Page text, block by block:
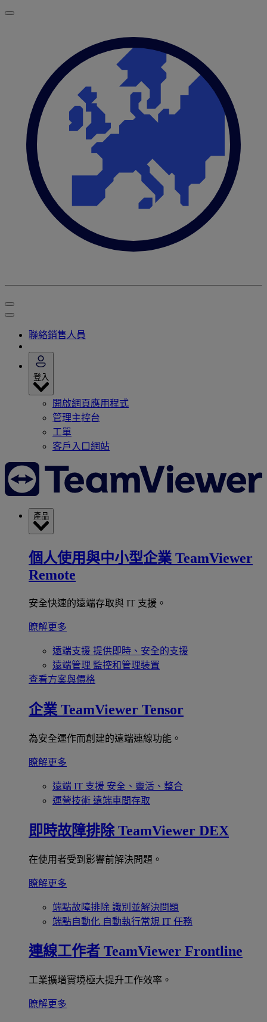
聯絡銷售人員
登入
開啟網頁應用程式
管理主控台
工單
客戶入口網站
產品
個人使用與中小型企業 TeamViewer
Remote
安全快速的遠端存取與 IT 支援。
瞭解更多
遠端支援 提供即時、安全的支援
遠端管理 監控和管理裝置
查看方案與價格
企業 TeamViewer Tensor
為安全運作而創建的遠端連線功能。
瞭解更多
遠端 IT 支援 安全、靈活、整合
運營技術 遠端車間存取
即時故障排除 TeamViewer DEX
在使用者受到影響前解決問題。
瞭解更多
端點故障排除 識別並解決問題
端點自動化 自動執行常規 IT 任務
連線工作者 TeamViewer Frontline
工業擴增實境極大提升工作效率。
瞭解更多